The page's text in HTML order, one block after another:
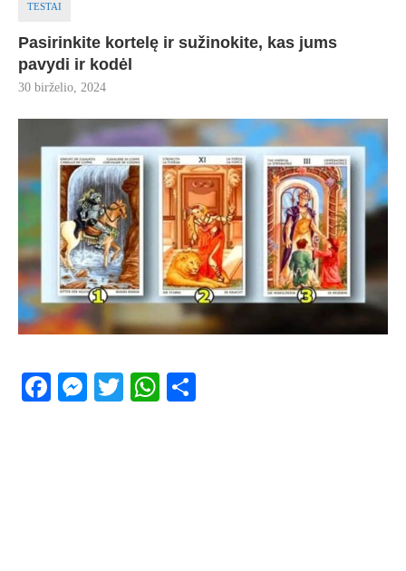
TESTAI
Pasirinkite kortelę ir sužinokite, kas jums
pavydi ir kodėl
30 birželio, 2024
Facebook
Messenger
TwitterWhatsApp